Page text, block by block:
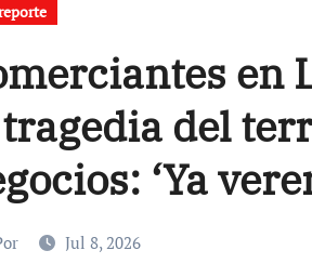
en
del
‘Ya
Jul 8, 2026